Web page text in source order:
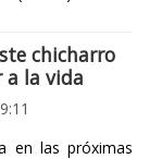
chicharro
a la vida
en las próximas